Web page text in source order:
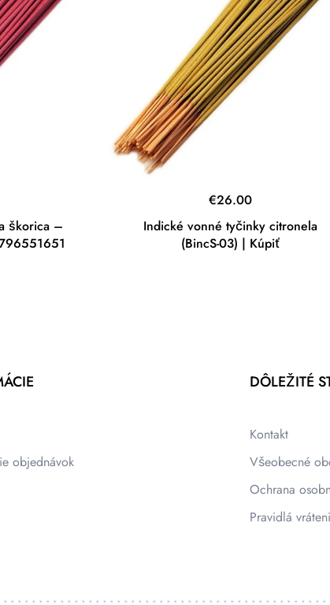
škorica –
Indické vonné tyčinky citronela
(BincS-03) | Kúpiť
€26.00
objednávok
DÔLEŽITÉ
Kontakt
Všeobecné
Ochrana
Pravidlá